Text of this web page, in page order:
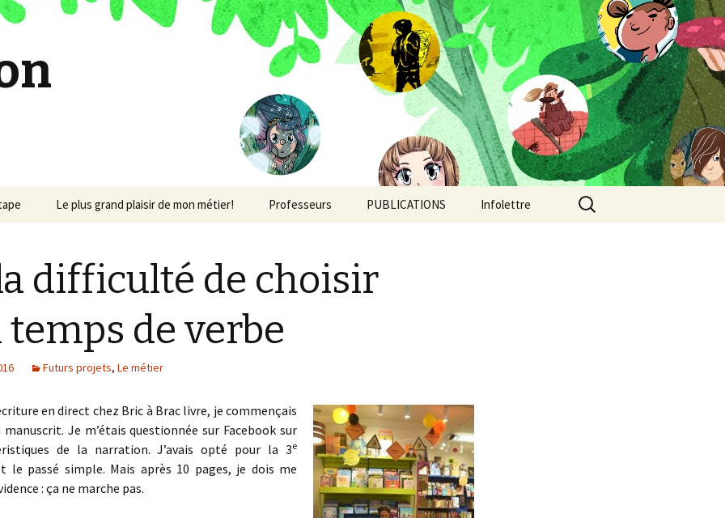
Le plus grand plaisir de mon métier! Professeurs PUBLICATIONS
Chroniques post-
apocalyptiques
Des Nouvelles du futur
La légende de Paul
Thibault
La promesse du fleuve
Infolettre Rechercher :
difficulté de choisir
temps de verbe
Futurs projets, Le métier
en direct chez Bric à Brac livre, je commençais
manuscrit. Je m’étais questionnée sur Facebook sur
de la narration. J’avais opté pour la 3e
le passé simple. Mais après 10 pages, je dois me
: ça ne marche pas.